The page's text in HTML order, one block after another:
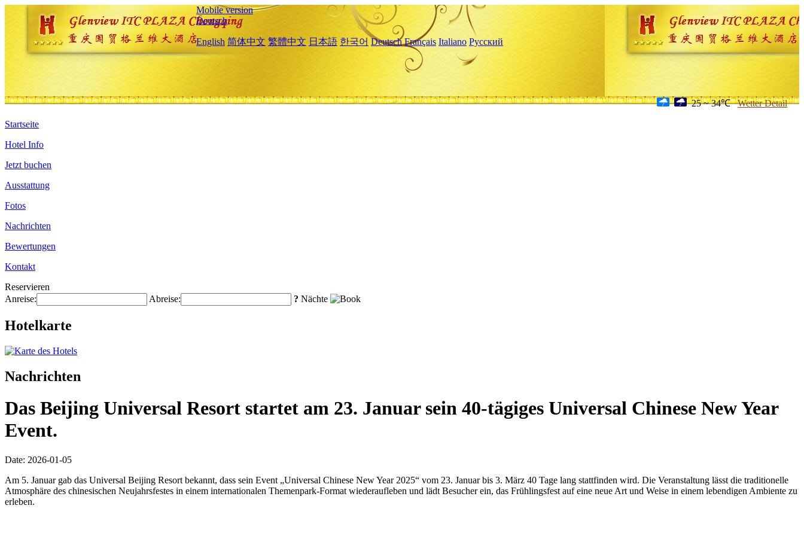
Mobile version
Deutsch
English 简体中文 繁體中文 日本語 한국어 Deutsch Français Italiano Русский
25 ~ 34℃ Wetter Detail
Startseite
Hotel Info
Jetzt buchen
Ausstattung
Fotos
Nachrichten
Bewertungen
Kontakt
Reservieren
Anreise:
Abreise: ? Nächte
Hotelkarte
Nachrichten
Das Beijing Universal Resort startet am 23. Januar sein 40-tägiges Universal Chinese New Year
Event.
Date: 2026-01-05
Am 5. Januar gab das Universal Beijing Resort bekannt, dass sein Event „Universal Chinese New Year 2025“ vom 23. Januar bis 3. März 40 Tage lang stattfinden wird. Die Veranstaltung lässt die traditionelle
Atmosphäre des chinesischen Neujahrsfestes in einem internationalen Themenpark-Format wiederaufleben und lädt Besucher ein, das Frühlingsfest auf eine neue Art und Weise in einem lebendigen Ambiente zu
erleben.